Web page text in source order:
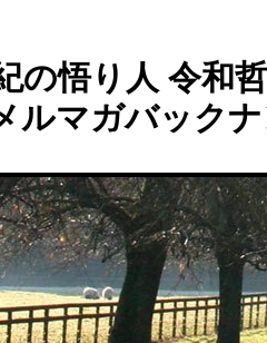
の悟り人 令和
ルマガバック